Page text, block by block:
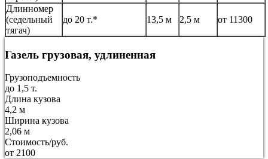
Длинномер
(седельный
тягач)
до 20 т.* 13,5 м 2,5 м от 11300
Газель грузовая, удлиненная
Грузоподъемность
до 1,5 т.
Длина кузова
4,2 м
Ширина кузова
2,06 м
Стоимость/руб.
от 2100